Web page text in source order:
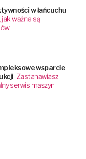
w łańcuchu
jak ważne są
wsparcie
Zastanawiasz
serwis maszyn